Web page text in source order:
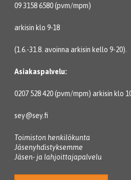
09 3158 6580 (pvm/mpm)
arkisin klo 9-18
(1.6.-31.8. avoinna arkisin kello 9-20).
Asiakaspalvelu:
0207 528 420 (pvm/mpm) arkisin klo
sey@sey.fi
Toimiston henkilökunta
Jäsenyhdistyksemme
Jäsen- ja lahjoittajapalvelu